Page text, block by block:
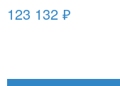
123 132 ₽